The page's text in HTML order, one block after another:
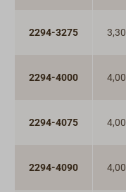
2294-3275 3,30
2294-4000 4,00
2294-4075 4,00
2294-4090 4,00